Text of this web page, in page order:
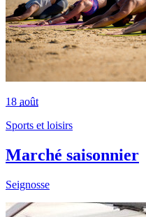
18 août
Sports et loisirs
Marché saisonnier
Seignosse